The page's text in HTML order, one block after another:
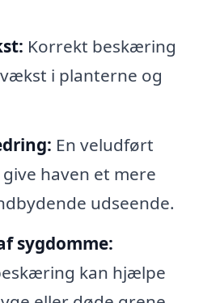
Korrekt beskæring
i planterne og
En veludført
haven et mere
udseende.
sygdomme:
kan hjælpe